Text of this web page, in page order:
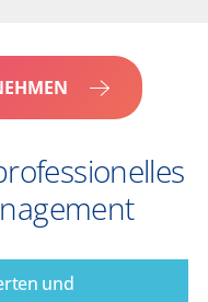
und